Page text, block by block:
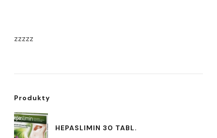
zzzzz
Produkty
HEPASLIMIN 30 TABL.